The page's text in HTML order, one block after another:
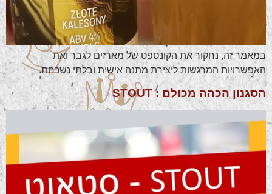
במאמר זה, נחקור את הקונספט של מארזים לגבר ואת
האפשרויות המרגשות ליצירת מתנה אישית ובלתי נשכחת.
הסגנון הכהה מכולם : STOUT